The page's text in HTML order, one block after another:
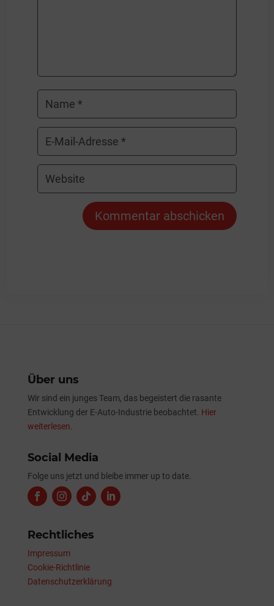
Kommentar abschicken
Über uns
Wir sind ein junges Team, das begeistert die rasante
Entwicklung der E-Auto-Industrie beobachtet. Hier
weiterlesen.
Social Media
Folge uns jetzt und bleibe immer up to date.
Rechtliches
Impressum
Cookie-Richtlinie
Datenschutzerklärung